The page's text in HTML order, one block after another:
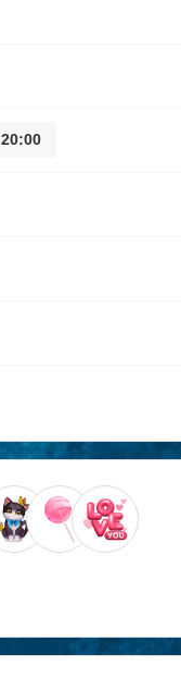
20:00 - 00:00